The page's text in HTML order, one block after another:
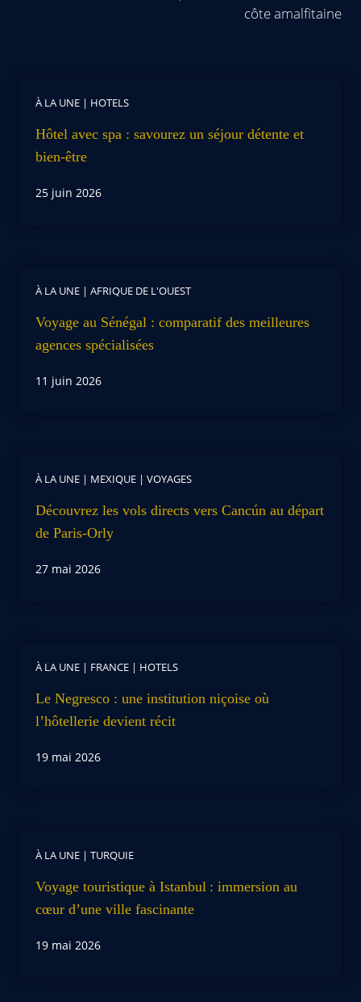
côte amalfitaine
À LA UNE | HOTELS
Hôtel avec spa : savourez un séjour détente et
bien-être
25 juin 2026
À LA UNE | AFRIQUE DE L'OUEST
Voyage au Sénégal : comparatif des meilleures
agences spécialisées
11 juin 2026
À LA UNE | MEXIQUE | VOYAGES
Découvrez les vols directs vers Cancún au départ
de Paris-Orly
27 mai 2026
À LA UNE | FRANCE | HOTELS
Le Negresco : une institution niçoise où
l’hôtellerie devient récit
19 mai 2026
À LA UNE | TURQUIE
Voyage touristique à Istanbul : immersion au
cœur d’une ville fascinante
19 mai 2026